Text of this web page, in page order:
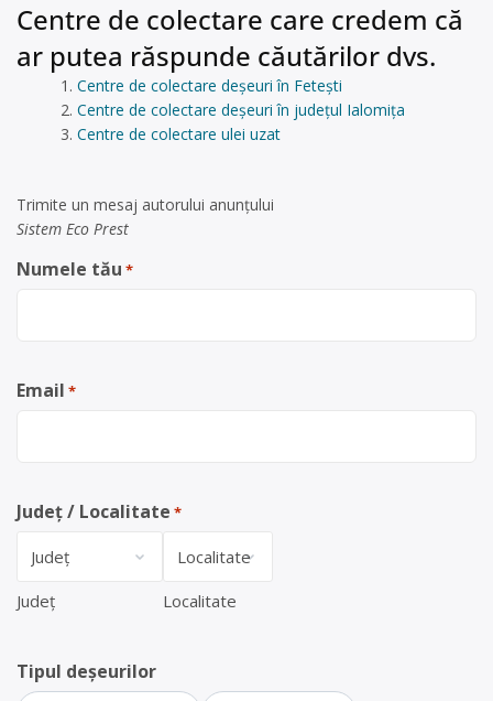
Centre de colectare care credem că
ar putea răspunde căutărilor dvs.
Centre de colectare deșeuri în Fetești
Centre de colectare deșeuri în județul Ialomița
Centre de colectare ulei uzat
Trimite un mesaj autorului anunţului
Sistem Eco Prest
Numele tău *
Email *
Județ / Localitate *
Județ Localitate
Tipul deșeurilor